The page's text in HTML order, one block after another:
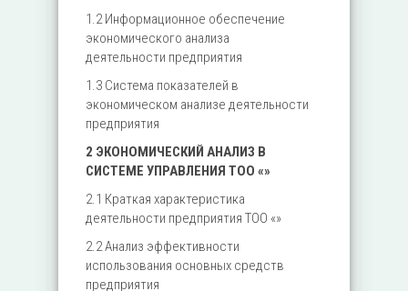
1.2 Информационное обеспечение
экономического анализа
деятельности предприятия
1.3 Система показателей в
экономическом анализе деятельности
предприятия
2 ЭКОНОМИЧЕСКИЙ АНАЛИЗ В
СИСТЕМЕ УПРАВЛЕНИЯ ТОО «»
2.1 Краткая характеристика
деятельности предприятия ТОО «»
2.2 Анализ эффективности
использования основных средств
предприятия